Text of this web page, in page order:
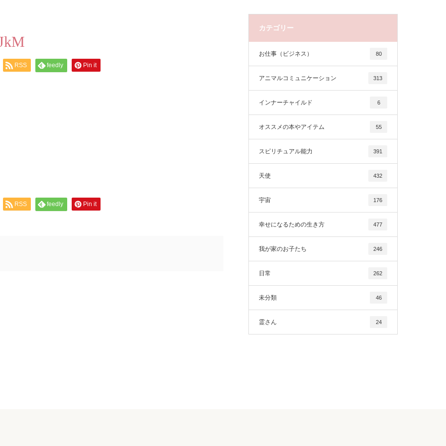
RSS feedly Pin it
RSS feedly Pin it
カテゴリー
お仕事（ビジネス） 80
アニマルコミュニケーション 313
インナーチャイルド 6
オススメの本やアイテム 55
スピリチュアル能力 391
天使 432
宇宙 176
幸せになるための生き方 477
我が家のお子たち 246
日常 262
未分類 46
霊さん 24